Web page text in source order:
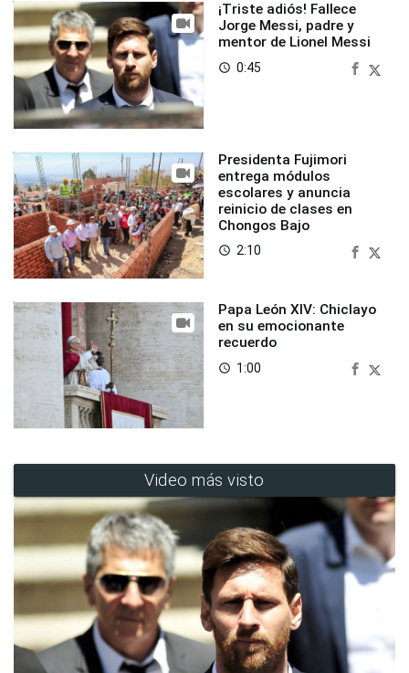
¡Triste adiós! Fallece
Jorge Messi, padre y
mentor de Lionel Messi
access_time 0:45
Presidenta Fujimori
entrega módulos
escolares y anuncia
reinicio de clases en
Chongos Bajo
access_time 2:10
Papa León XIV: Chiclayo
en su emocionante
recuerdo
access_time 1:00
Video más visto